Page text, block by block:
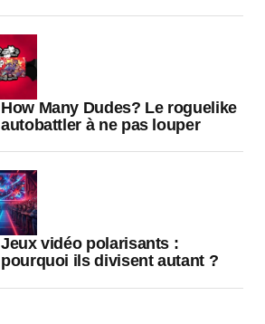
How Many Dudes? Le roguelike
autobattler à ne pas louper
Jeux vidéo polarisants :
pourquoi ils divisent autant ?